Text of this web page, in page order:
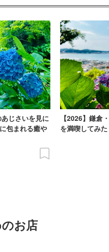
あじさいを見に
包まれる癒や
【2026】鎌倉
を満喫してみ
お店